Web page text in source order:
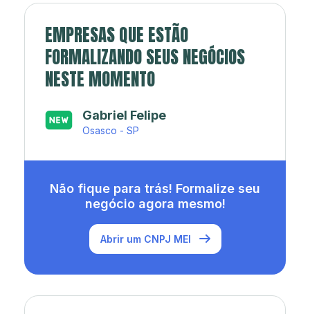
EMPRESAS QUE ESTÃO
FORMALIZANDO SEUS NEGÓCIOS
NESTE MOMENTO
Japa’s açaí e sorveteria
Rio de Janeiro - RJ
Não fique para trás! Formalize seu
negócio agora mesmo!
Abrir um CNPJ MEI